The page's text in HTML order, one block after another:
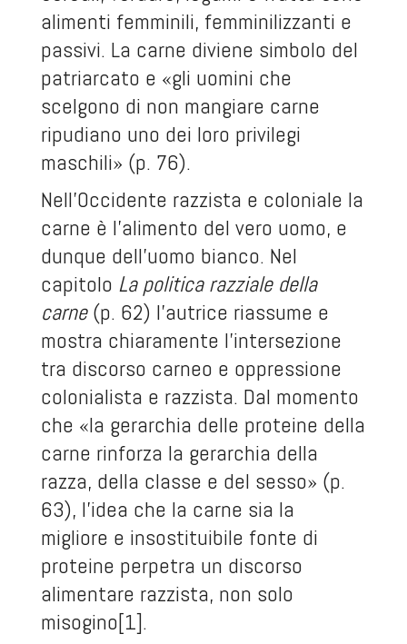
alimenti femminili, femminilizzanti e
passivi. La carne diviene simbolo del
patriarcato e «gli uomini che
scelgono di non mangiare carne
ripudiano uno dei loro privilegi
maschili» (p. 76).
Nell’Occidente razzista e coloniale la
carne è l’alimento del vero uomo, e
dunque dell’uomo bianco. Nel
capitolo La politica razziale della
carne(p. 62) l’autrice riassume e
mostra chiaramente l’intersezione
tra discorso carneo e oppressione
colonialista e razzista. Dal momento
che «la gerarchia delle proteine della
carne rinforza la gerarchia della
razza, della classe e del sesso» (p.
63), l’idea che la carne sia la
migliore e insostituibile fonte di
proteine perpetra un discorso
alimentare razzista, non solo
misogino[1].